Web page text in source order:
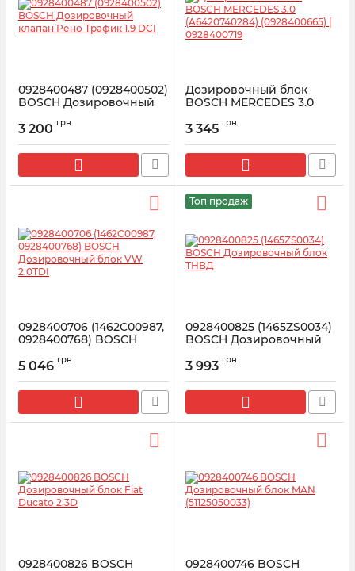
0928400487 (0928400502)
BOSCH Дозировочный
DCI
Артикул: 1465ZS0041
3 200 грн
Дозировочный блок
BOSCH MERCEDES 3.0
(0928400665) |
Артикул: 0928400719
3 345 грн
0928400706 (1462C00987,
0928400768) BOSCH
Дозировочный блок VW
2.0TDI
Артикул: 1462C00987
5 046 грн
Топ продаж
0928400825 (1465ZS0034)
BOSCH Дозировочный
блок ТНВД
Артикул:
3 993 грн
0928400826 BOSCH
0928400746 BOSCH